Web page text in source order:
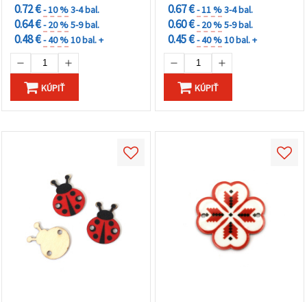
0.72 €- 10 %3-4 bal.
0.64 €- 20 %5-9 bal.
0.48 €- 40 %10 bal. +
KÚPIŤ
0.67 €- 11 %3-4 bal.
0.60 €- 20 %5-9 bal.
0.45 €- 40 %10 bal. +
KÚPIŤ